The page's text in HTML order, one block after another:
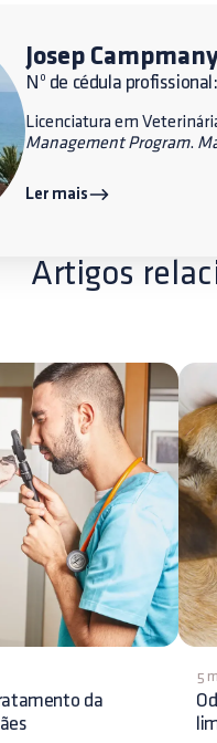
Josep
Nº de cédula
Licenciatura em
Management Program.
Ler mais
Artigos
da
5